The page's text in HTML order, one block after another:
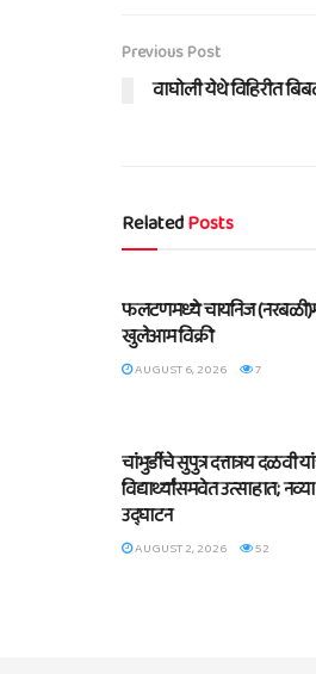
Previous Post
वाघोली येथे विहिरीत
RelatedPosts
फलटणमध्ये चायनिज
खुलेआम विक्री
AUGUST 6, 2026 7
चांभुर्डीचे सुपुत्र दत्तात्रय दळवी
विद्यार्थ्यांसमवेत उत्साहात;
उद्घाटन
AUGUST 2, 2026 52